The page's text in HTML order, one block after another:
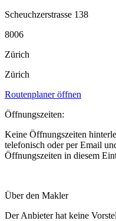
Scheuchzerstrasse 138
8006
Zürich
Zürich
Routenplaner öffnen
Öffnungszeiten:
Keine Öffnungszeiten
telefonisch oder per Email
Öffnungszeiten in diesem
Über den Makler
Der Anbieter hat keine